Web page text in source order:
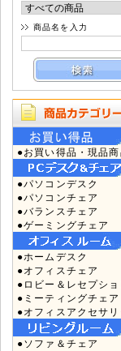
商品名を入力
●お買い得品・現品商
●パソコンデスク
●パソコンチェア
●バランスチェア
●ゲーミングチェア
●ホームデスク
●オフィスチェア
●ロビー＆レセプショ
●ミーティングチェア
●オフィスアクセサリ
●ソファ＆チェア